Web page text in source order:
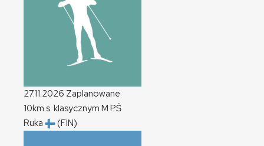
27.11.2026 Zaplanowane
10km s. klasycznym M PŚ
Ruka
(FIN)